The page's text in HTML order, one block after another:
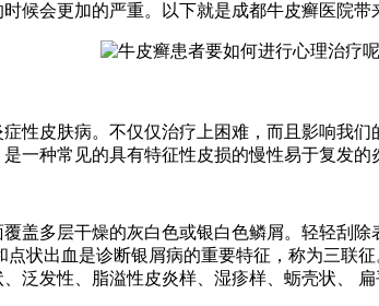
候会更加的严重。以下就是成都牛皮癣医院带
皮肤病。不仅仅治疗上困难，而且影响我们
一种常见的具有特征性皮损的慢性易于复发的
多层干燥的灰白色或银白色鳞屑。轻轻刮除
状出血是诊断银屑病的重要特征，称为三联
泛发性、脂溢性皮炎样、湿疹样、蛎壳状、